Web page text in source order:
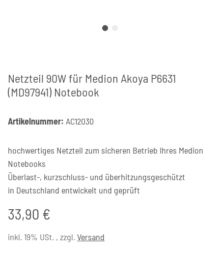
Netzteil 90W für Medion Akoya P6631
(MD97941) Notebook
Artikelnummer: AC12030
hochwertiges Netzteil zum sicheren Betrieb Ihres Medion
Notebooks
Überlast-, kurzschluss- und überhitzungsgeschützt
in Deutschland entwickelt und geprüft
33,90 €
inkl. 19% USt. , zzgl. Versand